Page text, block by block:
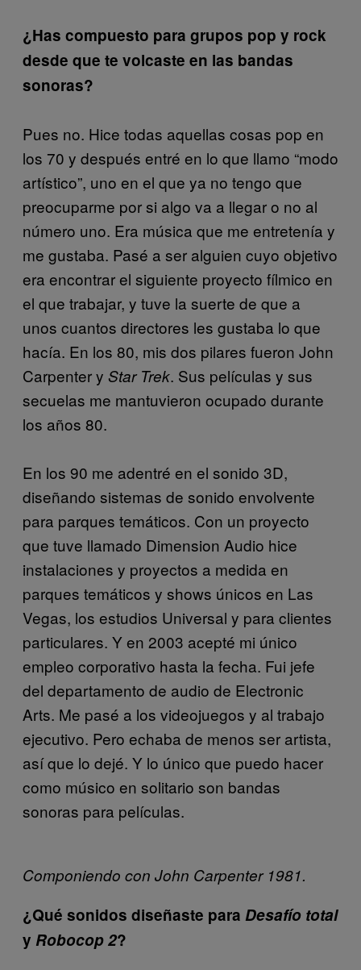
¿Has compuesto para grupos pop y rock
desde que te volcaste en las bandas
sonoras?
Pues no. Hice todas aquellas cosas pop en
los 70 y después entré en lo que llamo “modo
artístico”, uno en el que ya no tengo que
preocuparme por si algo va a llegar o no al
número uno. Era música que me entretenía y
me gustaba. Pasé a ser alguien cuyo objetivo
era encontrar el siguiente proyecto fílmico en
el que trabajar, y tuve la suerte de que a
unos cuantos directores les gustaba lo que
hacía. En los 80, mis dos pilares fueron John
Carpenter y Star Trek. Sus películas y sus
secuelas me mantuvieron ocupado durante
los años 80.
En los 90 me adentré en el sonido 3D,
diseñando sistemas de sonido envolvente
para parques temáticos. Con un proyecto
que tuve llamado Dimension Audio hice
instalaciones y proyectos a medida en
parques temáticos y shows únicos en Las
Vegas, los estudios Universal y para clientes
particulares. Y en 2003 acepté mi único
empleo corporativo hasta la fecha. Fui jefe
del departamento de audio de Electronic
Arts. Me pasé a los videojuegos y al trabajo
ejecutivo. Pero echaba de menos ser artista,
así que lo dejé. Y lo único que puedo hacer
como músico en solitario son bandas
sonoras para películas.
Componiendo con John Carpenter 1981.
¿Qué sonidos diseñaste para Desafío total
y Robocop 2?